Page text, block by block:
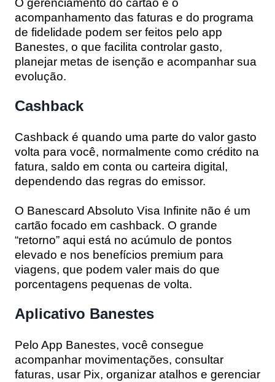
O gerenciamento do cartão e o
acompanhamento das faturas e do programa
de fidelidade podem ser feitos pelo app
Banestes, o que facilita controlar gasto,
planejar metas de isenção e acompanhar sua
evolução.
Cashback
Cashback é quando uma parte do valor gasto
volta para você, normalmente como crédito na
fatura, saldo em conta ou carteira digital,
dependendo das regras do emissor.
O Banescard Absoluto Visa Infinite não é um
cartão focado em cashback. O grande
“retorno” aqui está no acúmulo de pontos
elevado e nos benefícios premium para
viagens, que podem valer mais do que
porcentagens pequenas de volta.
Aplicativo Banestes
Pelo App Banestes, você consegue
acompanhar movimentações, consultar
faturas, usar Pix, organizar atalhos e gerenciar